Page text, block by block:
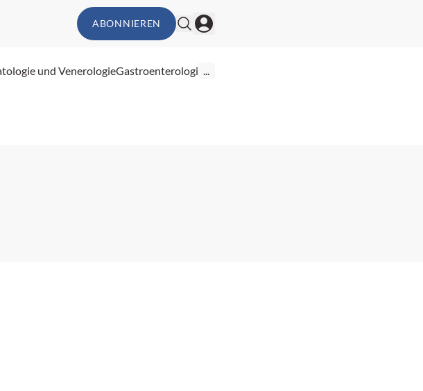
ABONNIEREN
und VenerologieGastroenterologie...